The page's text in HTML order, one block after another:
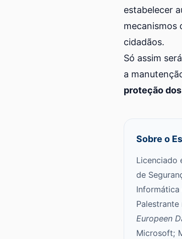
estabelecer
mecanismos
cidadãos.
Só assim
a
proteção
Sobre o
Licenciado
de
Informática
Europeen
Microsoft;